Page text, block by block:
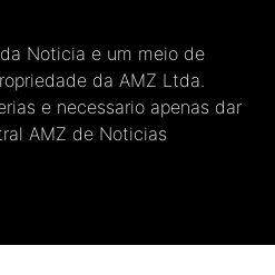
Noticia e um meio de
da AMZ Ltda.
e necessario apenas dar
AMZ de Noticias